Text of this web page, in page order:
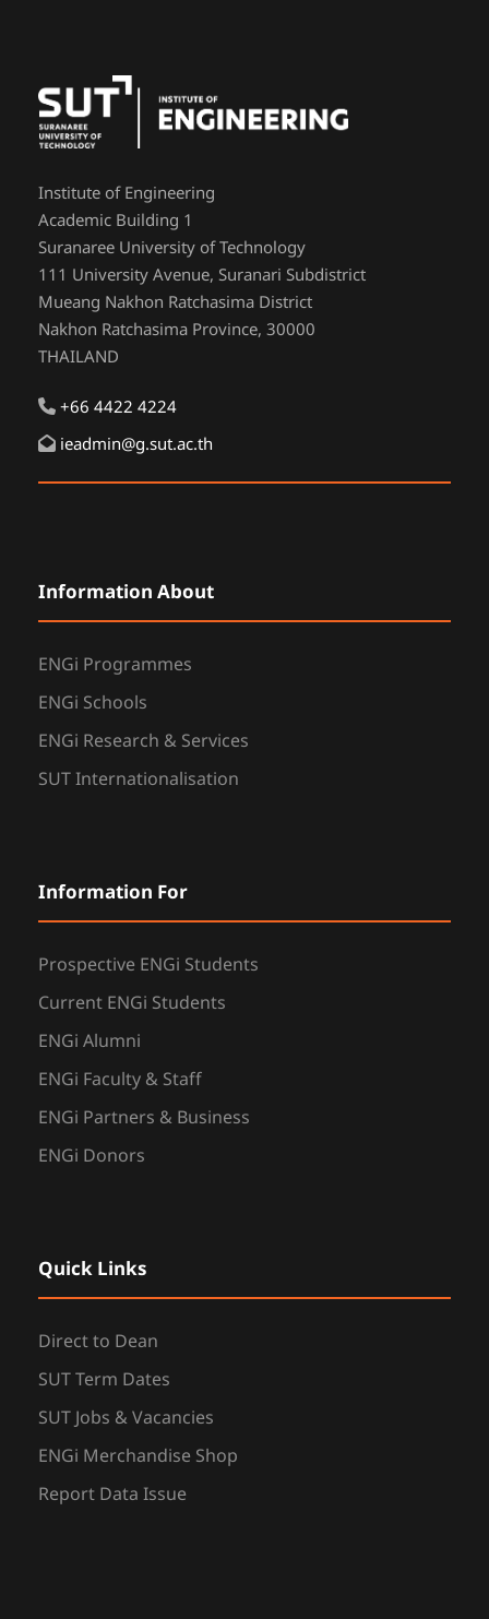
Institute of Engineering
Academic Building 1
Suranaree University of Technology
111 University Avenue, Suranari Subdistrict
Mueang Nakhon Ratchasima District
Nakhon Ratchasima Province, 30000
THAILAND
+66 4422 4224
ieadmin@g.sut.ac.th
Information About
ENGi Programmes
ENGi Schools
ENGi Research & Services
SUT Internationalisation
Information For
Prospective ENGi Students
Current ENGi Students
ENGi Alumni
ENGi Faculty & Staff
ENGi Partners & Business
ENGi Donors
Quick Links
Direct to Dean
SUT Term Dates
SUT Jobs & Vacancies
ENGi Merchandise Shop
Report Data Issue